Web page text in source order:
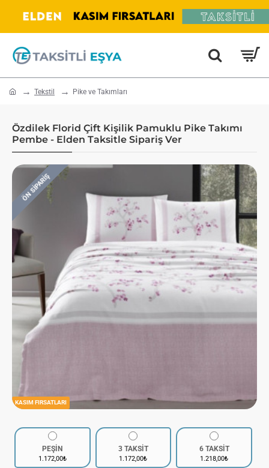
home Tekstil Pike ve Takımları
Özdilek Florid Çift Kişilik Pamuklu Pike Takımı
Pembe - Elden Taksitle Sipariş Ver
KASIM FIRSATLARI
ÖN SIPARIŞ
PEŞİN
1.172,00₺
3 TAKSİT
1.172,00₺
6 TAKSİT
1.218,00₺